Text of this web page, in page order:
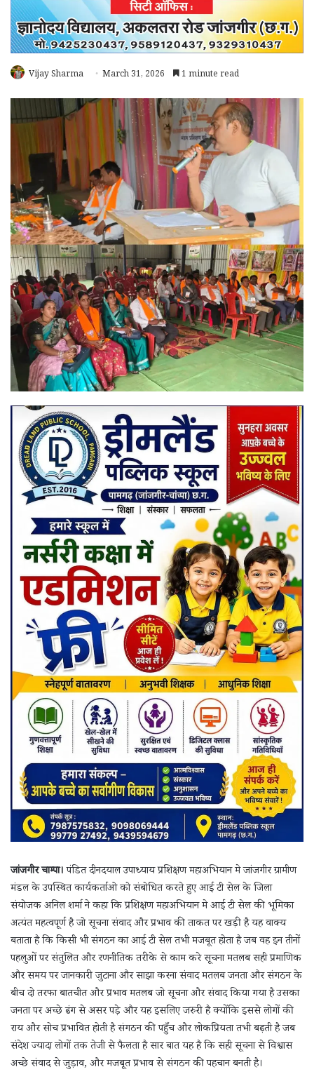
Vijay Sharma March 31, 2026 1 minute read
जांजगीर चाम्पा।पंडित दीनदयाल उपाध्याय प्रशिक्षण महाअभियान मे जांजगीर ग्रामीण
मंडल के उपस्थित कार्यकर्ताओ को संबोधित करते हुए आई टी सेल के जिला
संयोजक अनिल शर्मा ने कहा कि प्रशिक्षण महाअभियान मे आई टी सेल की भूमिका
अत्यंत महत्वपूर्ण है जो सूचना संवाद और प्रभाव की ताकत पर खड़ी है यह वाक्य
बताता है कि किसी भी संगठन का आई टी सेल तभी मजबूत होता है जब वह इन तीनों
पहलुओं पर संतुलित और रणनीतिक तरीके से काम करे सूचना मतलब सही प्रमाणिक
और समय पर जानकारी जुटाना और साझा करना संवाद मतलब जनता और संगठन के
बीच दो तरफा बातचीत और प्रभाव मतलब जो सूचना और संवाद किया गया है उसका
जनता पर अच्छे ढंग से असर पड़े और यह इसलिए जरुरी है क्योंकि इससे लोगों की
राय और सोच प्रभावित होती है संगठन की पहुँच और लोकप्रियता तभी बढ़ती है जब
संदेश ज्यादा लोगों तक तेजी से फैलता है सार बात यह है कि सही सूचना से विश्वास
अच्छे संवाद से जुड़ाव, और मजबूत प्रभाव से संगठन की पहचान बनती है।